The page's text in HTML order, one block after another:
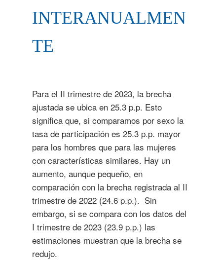
INTERANUALMEN
TE
Para el II trimestre de 2023, la brecha
ajustada se ubica en 25.3 p.p. Esto
significa que, si comparamos por sexo la
tasa de participación es 25.3 p.p. mayor
para los hombres que para las mujeres
con características similares. Hay un
aumento, aunque pequeño, en
comparación con la brecha registrada al II
trimestre de 2022 (24.6 p.p.). Sin
embargo, si se compara con los datos del
I trimestre de 2023 (23.9 p.p.) las
estimaciones muestran que la brecha se
redujo.